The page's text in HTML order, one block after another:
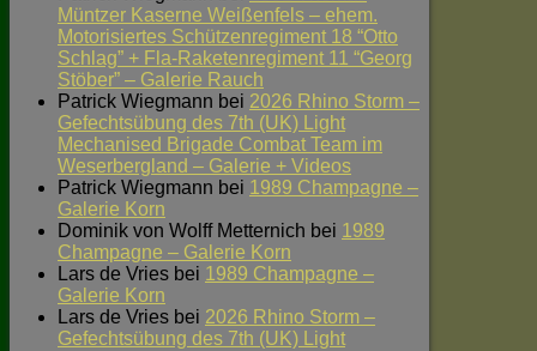
Müntzer Kaserne Weißenfels – ehem.
Motorisiertes Schützenregiment 18 “Otto
Schlag” + Fla-Raketenregiment 11 “Georg
Stöber” – Galerie Rauch
Patrick Wiegmann bei 2026 Rhino Storm –
Gefechtsübung des 7th (UK) Light
Mechanised Brigade Combat Team im
Weserbergland – Galerie + Videos
Patrick Wiegmann bei 1989 Champagne –
Galerie Korn
Dominik von Wolff Metternich bei 1989
Champagne – Galerie Korn
Lars de Vries bei 1989 Champagne –
Galerie Korn
Lars de Vries bei 2026 Rhino Storm –
Gefechtsübung des 7th (UK) Light